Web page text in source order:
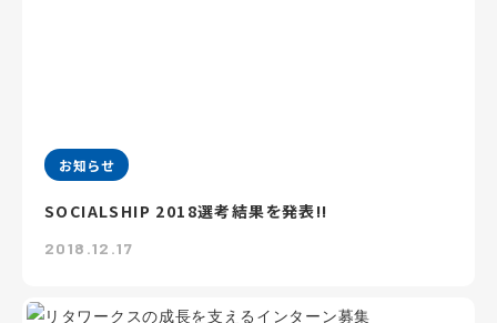
お知らせ
SOCIALSHIP 2018選考結果を発表!!
2018.12.17